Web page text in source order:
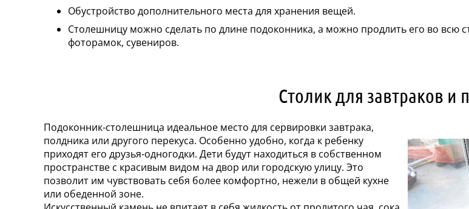
Обустройство дополнительного места для хранения вещей.
Столешницу можно сделать по длине подоконника, а можно продлить его во всю
фоторамок, сувениров.
Столик для завтраков и
Подоконник-столешница идеальное место для сервировки завтрака,
полдника или другого перекуса. Особенно удобно, когда к ребенку
приходят его друзья-одногодки. Дети будут находиться в собственном
пространстве с красивым видом на двор или городскую улицу. Это
позволит им чувствовать себя более комфортно, нежели в общей кухне
или обеденной зоне.